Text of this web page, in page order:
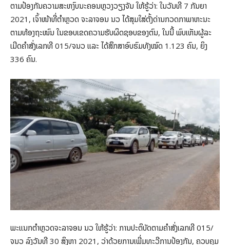
ຕາມປ້ອງກັນຄວາມສະຫງົບນະຄອນຫຼວງວຽງຈັນ ໃຫ້ຮູ້ວ່າ: ໃນວັນທີ 7 ກັນຍາ
2021, ເຈົ້າໜ້າທີ່ຕໍາຫຼວດ ຈະລາຈອນ ນວ ໄດ້ສຸມໃສ່ຕັ້ງດ່ານກວດກາພາຫະນະ
ຕາມທ້ອງຖະໜົນ ໃນຂອບເຂດຄວາມຮັບຜິດຊອບຂອງຕົນ, ໃນນີ້ ພົບເຫັນຜູ້ລະ
ເມີດຄໍາສັ່ງເລກທີ 015/ຈນວ ແລະ ໄດ້ສຶກສາອົບຮົມທັງໝົດ 1.123 ຄົນ, ຍິງ
336 ຄົນ.
ພະແນກຕໍາຫຼວດຈະລາຈອນ ນວ ໃຫ້ຮູ້ວ່າ: ການປະຕິບັດຕາມຄໍາສັ່ງເລກທີ 015/
ຈນວ ລົງວັນທີ 30 ສິງຫາ 2021, ວ່າດ້ວຍການເພີ່ມທະວີການປ້ອງກັນ, ຄວບຄຸມ